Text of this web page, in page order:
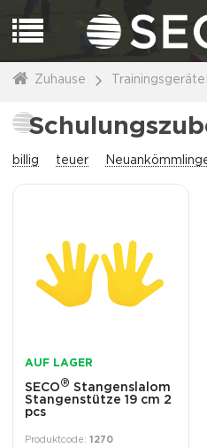
Zuhause
billig teuer
AUF LAGER
SECO® Stangenslalom
Stangenstütze 19 cm 2
pcs
1270